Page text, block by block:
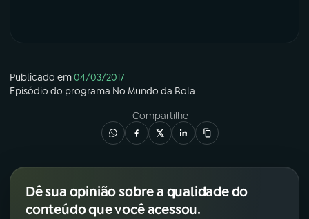
Publicado em04/03/2017
Episódio do programa No Mundo da Bola
Compartilhe
Dê sua opinião sobre a qualidade do
conteúdo que você acessou.